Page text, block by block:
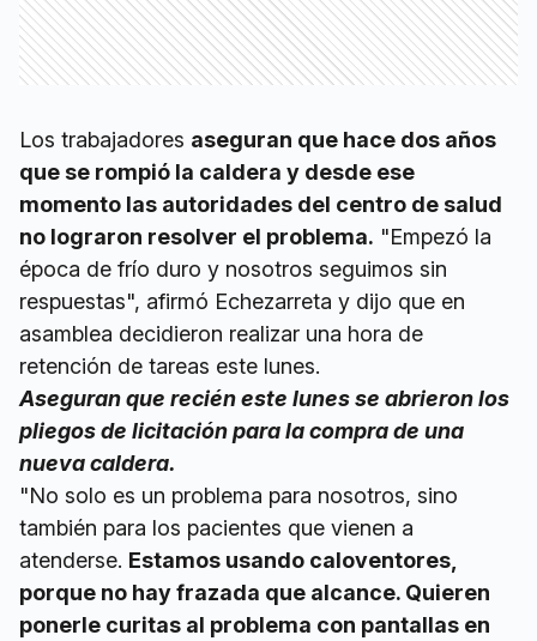
Los trabajadores aseguran que hace dos años
que se rompió la caldera y desde ese
momento las autoridades del centro de salud
no lograron resolver el problema. "Empezó la
época de frío duro y nosotros seguimos sin
respuestas", afirmó Echezarreta y dijo que en
asamblea decidieron realizar una hora de
retención de tareas este lunes.
Aseguran que recién este lunes se abrieron los
pliegos de licitación para la compra de una
nueva caldera.
"No solo es un problema para nosotros, sino
también para los pacientes que vienen a
atenderse. Estamos usando caloventores,
porque no hay frazada que alcance. Quieren
ponerle curitas al problema con pantallas en